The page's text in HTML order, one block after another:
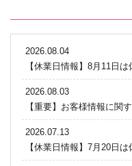
2026.08.04
【休業日情報】8月11日
2026.08.03
【重要】お客様情報に関
2026.07.13
【休業日情報】7月20日